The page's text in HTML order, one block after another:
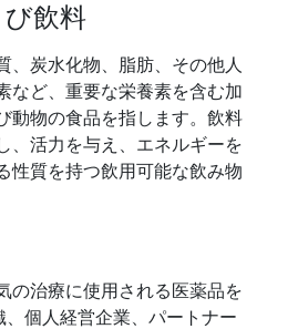
飲料
、炭水化物、脂肪、その他人
など、重要な栄養素を含む加
動物の食品を指します。飲料
、活力を与え、エネルギーを
性質を持つ飲用可能な飲み物
の治療に使用される医薬品を
個人経営企業、パートナー